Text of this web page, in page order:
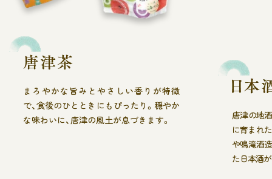
まろやかな旨みとやさしい香りが特徴
で、食後のひとときにもぴったり。穏やか
な味わいに、唐津の風土が息づきます。
唐津の地
に育まれ
や鳴滝酒
た日本酒